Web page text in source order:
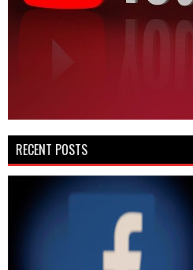
RECENT POSTS